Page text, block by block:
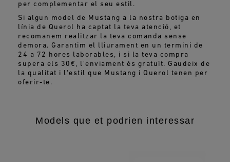
per complementar el seu estil.
Si algun model de Mustang a la nostra botiga en
línia de Querol ha captat la teva atenció, et
recomanem realitzar la teva comanda sense
demora. Garantim el lliurament en un termini de
24 a 72 hores laborables, i si la teva compra
supera els 30€, l'enviament és gratuït. Gaudeix de
la qualitat i l'estil que Mustang i Querol tenen per
oferir-te.
Models que et podrien interessar